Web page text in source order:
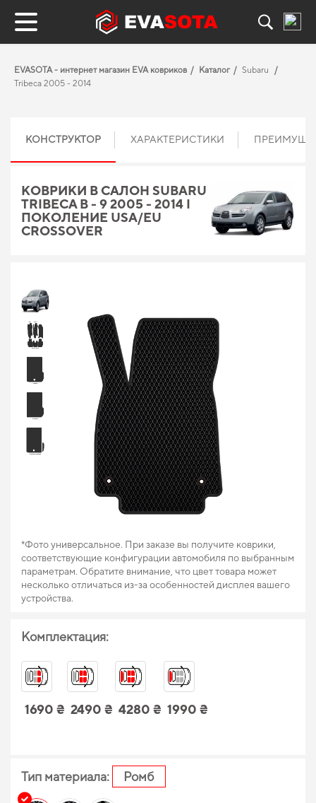
EVASOTA - интернет магазин EVA ковриков Каталог
Subaru
Tribeca 2005 - 2014
КОНСТРУКТОР ХАРАКТЕРИСТИКИ
КОВРИКИ В САЛОН SUBARU
TRIBECA B - 9 2005 - 2014 I
ПОКОЛЕНИЕ USA/EU
CROSSOVER
*Фото универсальное. При заказе вы получите коврики,
соответствующие конфигурации автомобиля по выбранным
параметрам. Обратите внимание, что цвет товара может
несколько отличаться из-за особенностей дисплея вашего
устройства.
Комплектация:
1690 ₴ 2490 ₴ 4280 ₴ 1990 ₴
Тип материала: Ромб